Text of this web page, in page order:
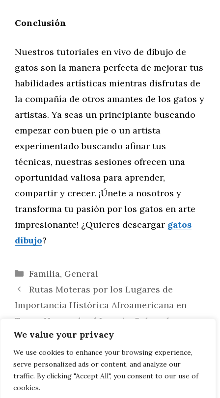
We value your privacy
We use cookies to enhance your browsing experience,
serve personalized ads or content, and analyze our
traffic. By clicking "Accept All", you consent to our use of
cookies.
Conclusión
Nuestros tutoriales en vivo de dibujo de
gatos son la manera perfecta de mejorar tus
habilidades artísticas mientras disfrutas de
la compañía de otros amantes de los gatos y
artistas. Ya seas un principiante buscando
empezar con buen pie o un artista
experimentado buscando afinar tus
técnicas, nuestras sesiones ofrecen una
oportunidad valiosa para aprender,
compartir y crecer. ¡Únete a nosotros y
transforma tu pasión por los gatos en arte
impresionante! ¿Quieres descargar gatos
dibujo?
Categorías
Familia, General
Rutas Moteras por los Lugares de
Importancia Histórica Afroamericana en
Texas: Honrando el Legado Cultural
Galería Comunitaria Mensual:
Celebrando los Mejores Dibujos de Gatos de
Nuestros Lectores